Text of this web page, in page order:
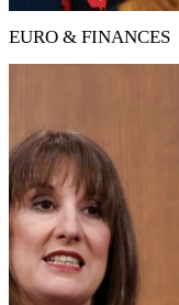
EURO & FINANCES